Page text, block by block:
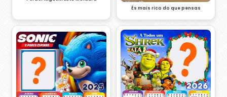
És mais rico do que pensas